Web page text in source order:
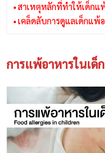
สาเหตุหลักที่ทำให้เด็กแ
เคล็ดลับการดูแลเด็กแพ้
การแพ้อาหารในเด็ก